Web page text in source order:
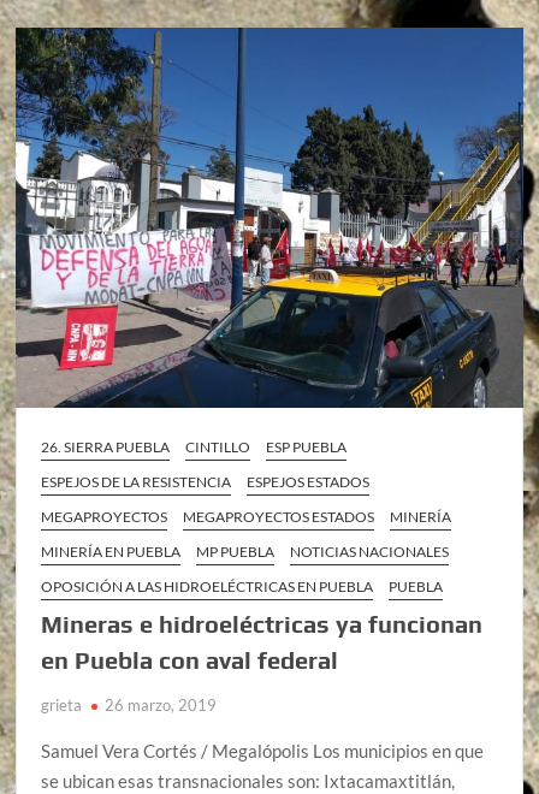
26. SIERRA PUEBLA CINTILLO
ESP PUEBLA
ESPEJOS DE LA RESISTENCIA
ESPEJOS ESTADOS
MEGAPROYECTOS
MEGAPROYECTOS ESTADOS
MINERÍA
MINERÍA EN PUEBLA
MP PUEBLA
NOTICIAS NACIONALES
OPOSICIÓN A LAS HIDROELÉCTRICAS EN PUEBLA
PUEBLA
Mineras e hidroeléctricas ya funcionan
en Puebla con aval federal
grieta 26 marzo, 2019
Samuel Vera Cortés / Megalópolis Los municipios en que
se ubican esas transnacionales son: Ixtacamaxtitlán,